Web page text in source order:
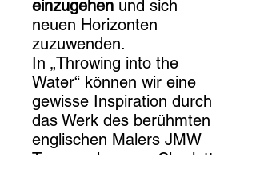
einzugehen und sich
neuen Horizonten
zuzuwenden.
In „Throwing into the
Water“ können wir eine
gewisse Inspiration durch
das Werk des berühmten
englischen Malers JMW
Turner erkennen. Charlotte